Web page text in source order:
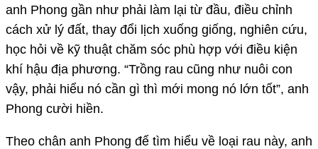
anh Phong gần như phải làm lại từ đầu, điều chỉnh
cách xử lý đất, thay đổi lịch xuống giống, nghiên cứu,
học hỏi về kỹ thuật chăm sóc phù hợp với điều kiện
khí hậu địa phương. “Trồng rau cũng như nuôi con
vậy, phải hiểu nó cần gì thì mới mong nó lớn tốt”, anh
Phong cười hiền.
Theo chân anh Phong để tìm hiểu về loại rau này, anh